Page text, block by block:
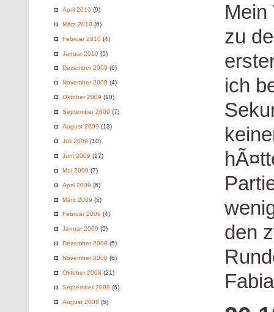
April 2010 (9)
März 2010 (6)
Februar 2010 (4)
Januar 2010 (5)
Dezember 2009 (6)
November 2009 (4)
Oktober 2009 (10)
September 2009 (7)
August 2009 (13)
Juli 2009 (10)
Juni 2009 (17)
Mai 2009 (7)
April 2009 (6)
März 2009 (5)
Februar 2009 (4)
Januar 2009 (5)
Dezember 2008 (5)
November 2008 (6)
Oktober 2008 (21)
September 2008 (6)
August 2008 (5)
Mein
zu
ich
den